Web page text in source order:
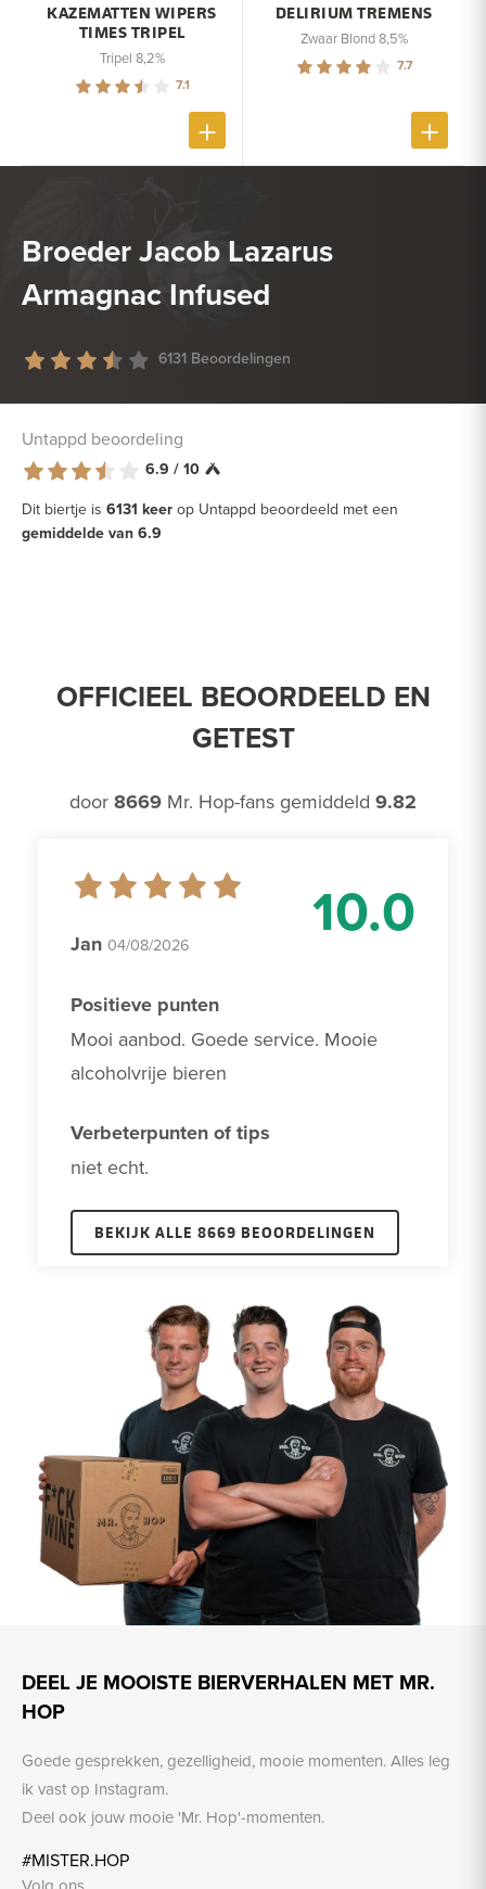
KAZEMATTEN WIPERS
TIMES TRIPEL
Tripel 8,2%
7.1
DELIRIUM TREMENS
Zwaar Blond 8,5%
7.7
Broeder Jacob Lazarus
Armagnac Infused
6131 Beoordelingen
Untappd beoordeling
6.9 / 10
Dit biertje is 6131 keer op Untappd beoordeeld met een
gemiddelde van 6.9
OFFICIEEL BEOORDEELD EN
GETEST
door 8669 Mr. Hop-fans gemiddeld 9.82
10.0
Jan 04/08/2026
Positieve punten
Mooi aanbod. Goede service. Mooie
alcoholvrije bieren
Verbeterpunten of tips
niet echt.
BEKIJK ALLE 8669 BEOORDELINGEN
DEEL JE MOOISTE BIERVERHALEN MET MR.
HOP
Goede gesprekken, gezelligheid, mooie momenten. Alles leg
ik vast op Instagram.
Deel ook jouw mooie 'Mr. Hop'-momenten.
#MISTER.HOP